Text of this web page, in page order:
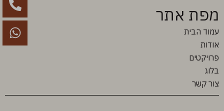
מפת אתר
עמוד הבית
אודות
פרויקטים
בלוג
צור קשר